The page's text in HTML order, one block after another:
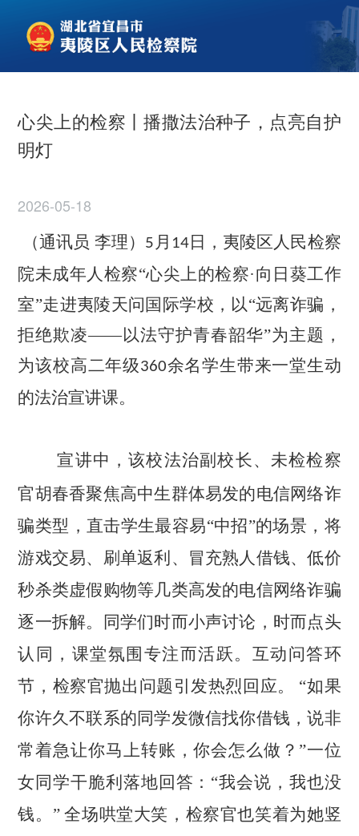
心尖上的检察丨播撒法治种子，点亮自护
明灯
2026-05-18
（通讯员 李理） 5 月 14日，夷陵区人民检察
院未成年人检察“心尖上的检察·向日葵工作
室”走进夷陵天问国际学校，以“远离诈骗，
拒绝欺凌——以法守护青春韶华”为主题，
为该校高二年级360余名学生带来一堂生动
的法治宣讲课。
宣讲中，该校法治副校长、未检检察
官胡春香聚焦高中生群体易发的电信网络诈
骗类型，直击学生最容易“中招”的场景，将
游戏交易、刷单返利、冒充熟人借钱、低价
秒杀类虚假购物等几类高发的电信网络诈骗
逐一拆解。同学们时而小声讨论，时而点头
认同，课堂氛围专注而活跃。互动问答环
节，检察官抛出问题引发热烈回应。 “如果
你许久不联系的同学发微信找你借钱，说非
常着急让你马上转账，你会怎么做？”一位
女同学干脆利落地回答：“我会说，我也没
钱。” 全场哄堂大笑，检察官也笑着为她竖